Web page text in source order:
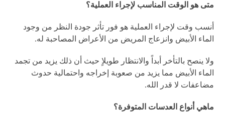
متى هو الوقت المناسب لإجراء العملية؟
أنسب وقت لإجراء العملية هو فور تأثر جودة النظر من وجود
الماء الأبيض وانزعاج المريض من الأعراض المصاحبة له.
ولا ينصح بالتأخر أبداً والانتظار طويلاٍ حيث أن ذلك يزيد من تجمد
الماء الأبيض مما يزيد من صعوبة إخراجه واحتمالية حدوث
مضاعفات لا قدر الله.
ماهي أنواع العدسات المتوفرة؟